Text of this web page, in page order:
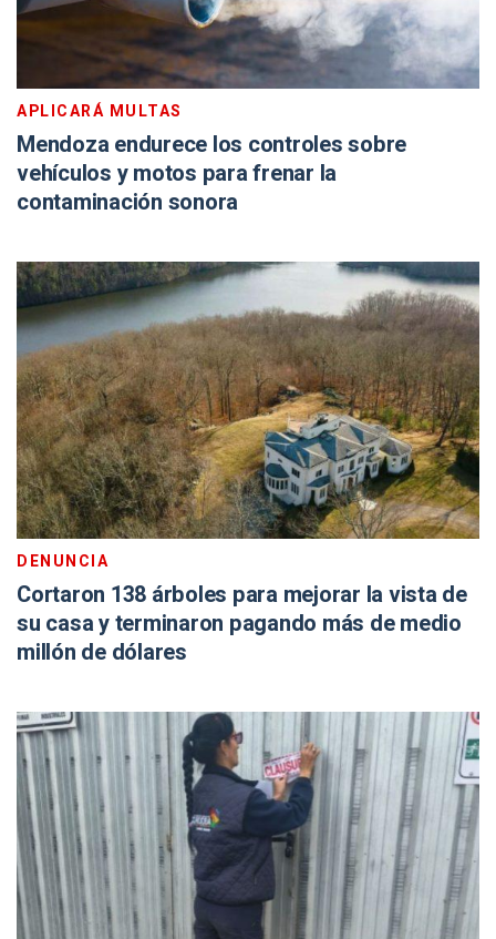
APLICARÁ MULTAS
Mendoza endurece los controles sobre
vehículos y motos para frenar la
contaminación sonora
DENUNCIA
Cortaron 138 árboles para mejorar la vista de
su casa y terminaron pagando más de medio
millón de dólares